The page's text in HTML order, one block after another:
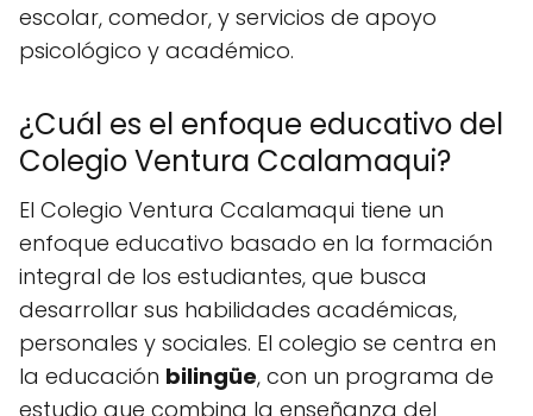
escolar, comedor, y servicios de apoyo
psicológico y académico.
¿Cuál es el enfoque educativo del
Colegio Ventura Ccalamaqui?
El Colegio Ventura Ccalamaqui tiene un
enfoque educativo basado en la formación
integral de los estudiantes, que busca
desarrollar sus habilidades académicas,
personales y sociales. El colegio se centra en
la educación bilingüe, con un programa de
estudio que combina la enseñanza del